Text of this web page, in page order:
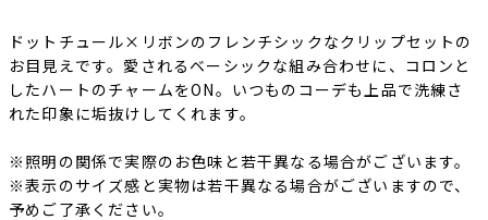
ドットチュール×リボンのフレンチシックなクリップセットの
お目見えです。愛されるベーシックな組み合わせに、コロンと
したハートのチャームをON。いつものコーデも上品で洗練さ
れた印象に垢抜けしてくれます。
※照明の関係で実際のお色味と若干異なる場合がございます。
※表示のサイズ感と実物は若干異なる場合がございますので、
予めご了承ください。